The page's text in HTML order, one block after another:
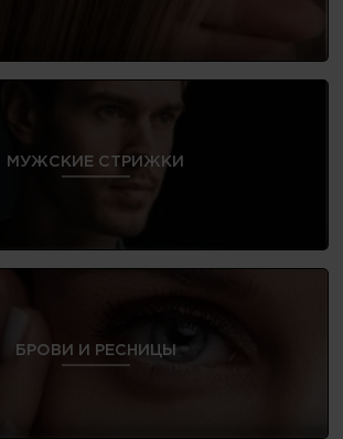
МУЖСКИЕ СТРИЖКИ
БРОВИ И РЕСНИЦЫ